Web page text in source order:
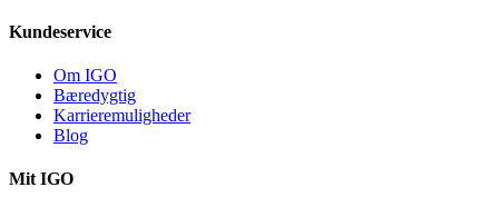
Kundeservice
Om IGO
Bæredygtig
Karrieremuligheder
Blog
Mit IGO